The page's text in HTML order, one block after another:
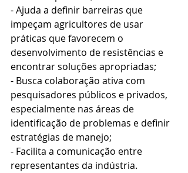
- Ajuda a definir barreiras que
impeçam agricultores de usar
práticas que favorecem o
desenvolvimento de resistências e
encontrar soluções apropriadas;
- Busca colaboração ativa com
pesquisadores públicos e privados,
especialmente nas áreas de
identificação de problemas e definir
estratégias de manejo;
- Facilita a comunicação entre
representantes da indústria.